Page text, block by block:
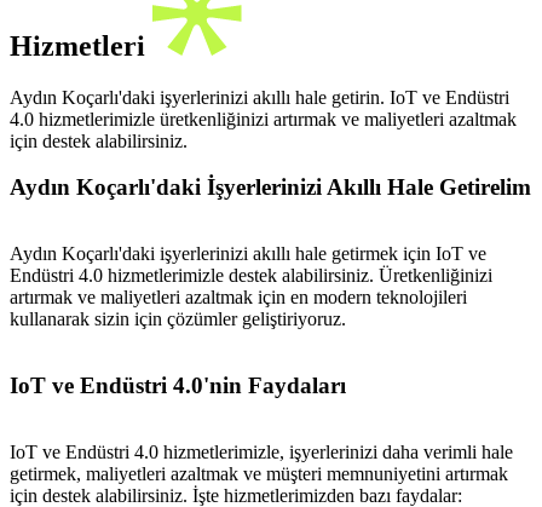
Hizmetleri
Aydın Koçarlı'daki işyerlerinizi akıllı hale getirin. IoT ve Endüstri
4.0 hizmetlerimizle üretkenliğinizi artırmak ve maliyetleri azaltmak
için destek alabilirsiniz.
Aydın Koçarlı'daki İşyerlerinizi Akıllı Hale Getirelim
Aydın Koçarlı'daki işyerlerinizi akıllı hale getirmek için IoT ve
Endüstri 4.0 hizmetlerimizle destek alabilirsiniz. Üretkenliğinizi
artırmak ve maliyetleri azaltmak için en modern teknolojileri
kullanarak sizin için çözümler geliştiriyoruz.
IoT ve Endüstri 4.0'nin Faydaları
IoT ve Endüstri 4.0 hizmetlerimizle, işyerlerinizi daha verimli hale
getirmek, maliyetleri azaltmak ve müşteri memnuniyetini artırmak
için destek alabilirsiniz. İşte hizmetlerimizden bazı faydalar: